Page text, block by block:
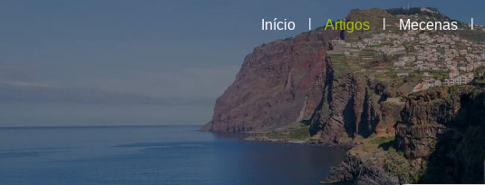
Início | Artigos | Mecenas |